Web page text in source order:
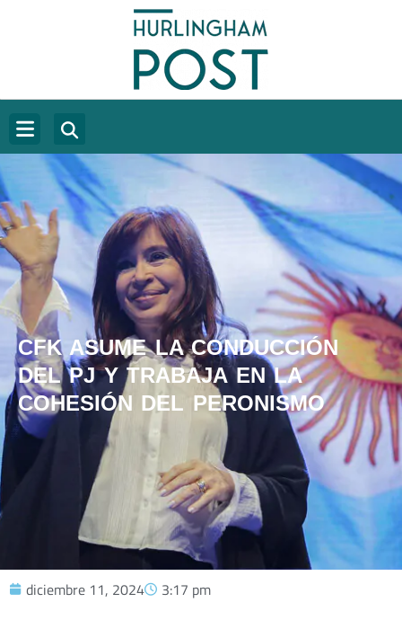
CFK ASUME LA CONDUCCIÓN
DEL PJ Y TRABAJA EN LA
COHESIÓN DEL PERONISMO
diciembre 11, 2024 3:17 pm